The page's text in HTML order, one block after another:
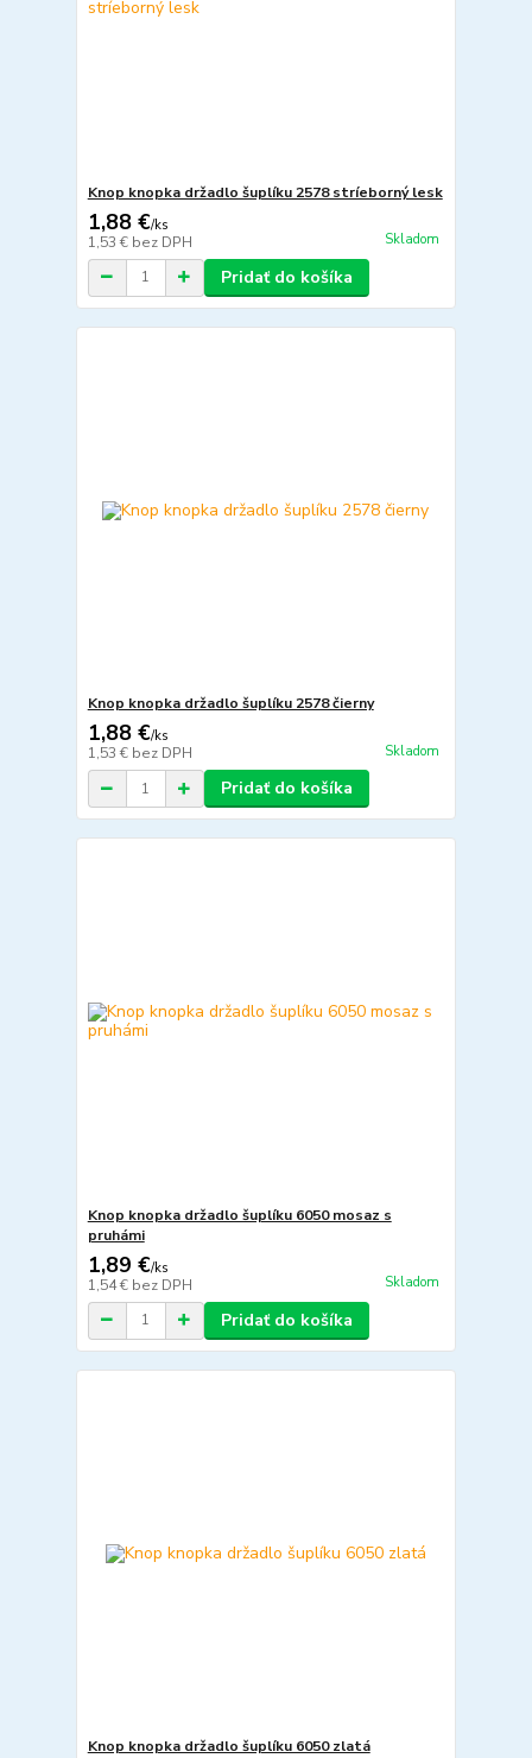
Knop knopka držadlo šuplíku 2578 stríeborný lesk
1,88 €/ks
1,53 € bez DPH Skladom
Pridať do košíka
Knop knopka držadlo šuplíku 2578 čierny
1,88 €/ks
1,53 € bez DPH Skladom
Pridať do košíka
Knop knopka držadlo šuplíku 6050 mosaz s
pruhámi
1,89 €/ks
1,54 € bez DPH Skladom
Pridať do košíka
Knop knopka držadlo šuplíku 6050 zlatá